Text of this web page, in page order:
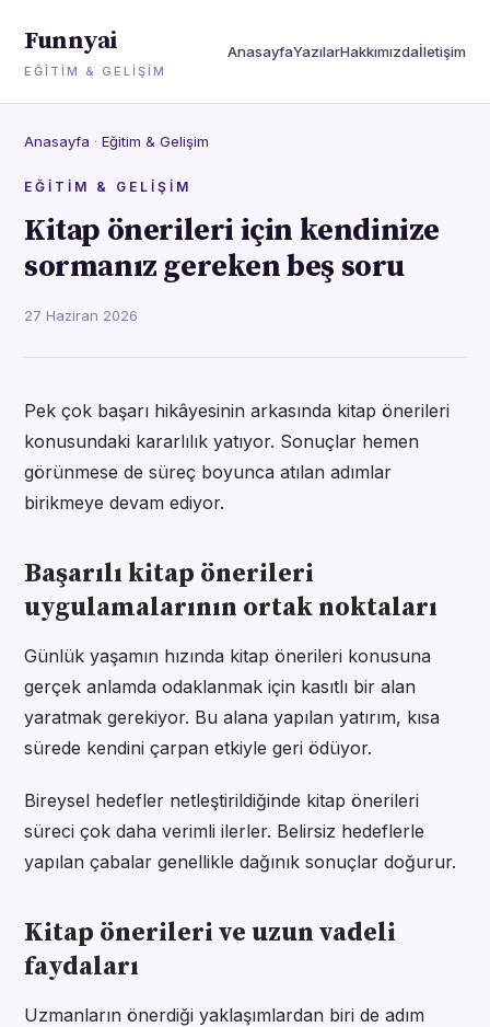
Funnyai
EĞITIM & GELIŞIM
AnasayfaYazılarHakkımızdaİletişim
Anasayfa · Eğitim & Gelişim
EĞITIM & GELIŞIM
Kitap önerileri için kendinize
sormanız gereken beş soru
27 Haziran 2026
Pek çok başarı hikâyesinin arkasında kitap önerileri
konusundaki kararlılık yatıyor. Sonuçlar hemen
görünmese de süreç boyunca atılan adımlar
birikmeye devam ediyor.
Başarılı kitap önerileri
uygulamalarının ortak noktaları
Günlük yaşamın hızında kitap önerileri konusuna
gerçek anlamda odaklanmak için kasıtlı bir alan
yaratmak gerekiyor. Bu alana yapılan yatırım, kısa
sürede kendini çarpan etkiyle geri ödüyor.
Bireysel hedefler netleştirildiğinde kitap önerileri
süreci çok daha verimli ilerler. Belirsiz hedeflerle
yapılan çabalar genellikle dağınık sonuçlar doğurur.
Kitap önerileri ve uzun vadeli
faydaları
Uzmanların önerdiği yaklaşımlardan biri de adım